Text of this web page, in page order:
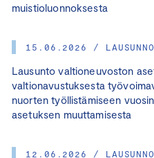
muistioluonnoksesta
15.06.2026 /
Lausunto valtioneuvoston
valtionavustuksesta
nuorten työllistämiseen
asetuksen muuttamisesta
12.06.2026 /